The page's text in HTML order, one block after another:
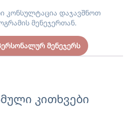
კონსულტაცია დაჯავშნოთ
მენეჯერთან.
მენეჯერს
კითხვები